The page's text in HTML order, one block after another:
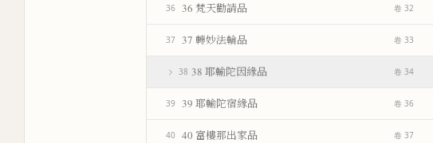
36 36 梵天勸請品 卷 32
37 37 轉妙法輪品 卷 33
38 38 耶輸陀因緣品 卷 34
39 39 耶輸陀宿緣品 卷 36
40 40 富樓那出家品 卷 37